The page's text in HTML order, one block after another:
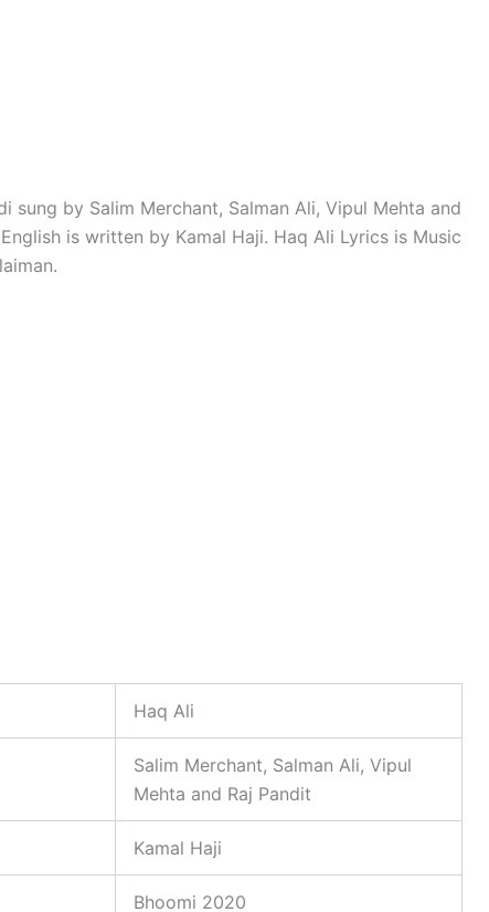
sung by Salim Merchant, Salman Ali, Vipul Mehta and
is written by Kamal Haji. Haq Ali Lyrics is Music
Haq Ali
Salim Merchant, Salman Ali, Vipul
Mehta and Raj Pandit
Kamal Haji
Bhoomi 2020